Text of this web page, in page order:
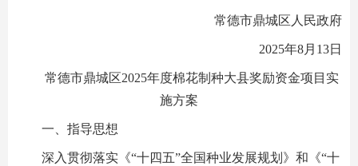
常德市鼎城区人民政府
2025年8月13日
常德市鼎城区2025年度棉花制种大县奖励资金项目实
施方案
一、指导思想
深入贯彻落实《“十四五”全国种业发展规划》和《“十